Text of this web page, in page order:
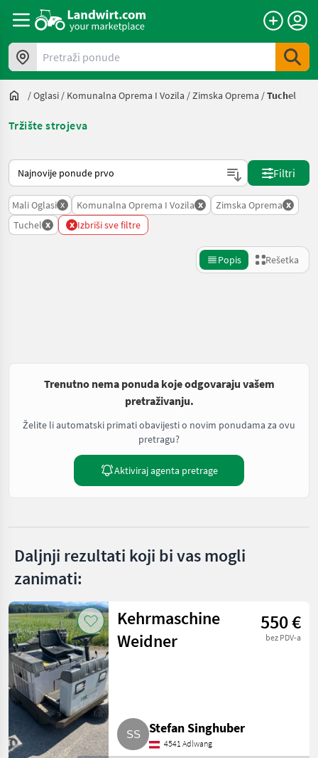
Pretraži ponude
/Oglasi / Komunalna Oprema I Vozila /Zimska Oprema /Tuchel
Tržište strojeva
Tako se sortira na Landwirt.com
Filtri
Mali Oglasi x Komunalna Oprema I Vozila x Zimska Oprema x
Tuchel x x Izbriši sve filtre
Popis Rešetka
Trenutno nema ponuda koje odgovaraju vašem
pretraživanju.
Želite li automatski primati obavijesti o novim ponudama za ovu
pretragu?
Aktiviraj agenta pretrage
Daljnji rezultati koji bi vas mogli
zanimati:
Kehrmaschine
Weidner
550 €
bez PDV-a
Stefan Singhuber
4541 Adlwang